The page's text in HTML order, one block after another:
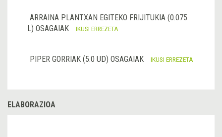
ARRAINA PLANTXAN EGITEKO FRIJITUKIA (0.075
L) OSAGAIAK
IKUSI ERREZETA
PIPER GORRIAK (5.0 UD) OSAGAIAK IKUSI ERREZETA
ELABORAZIOA